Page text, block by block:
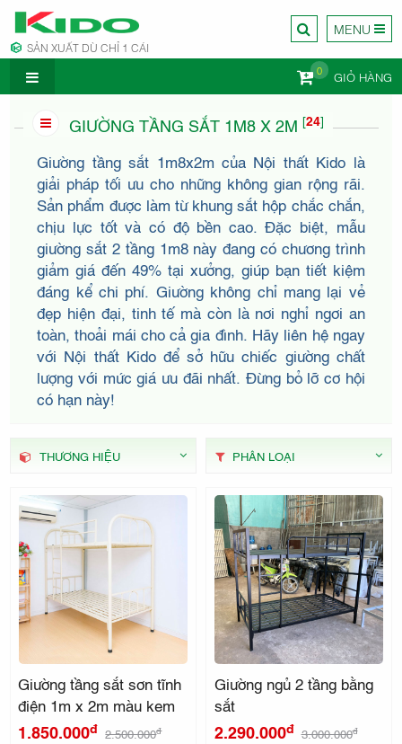
SẢN XUẤT DÙ CHỈ 1 CÁI
MENU
GIỎ HÀNG
0
CÔNG TY
NỘI
THẤT
KIDO
GIƯỜNG TẦNG SẮT 1M8 X 2M [24]
Giường tầng sắt 1m8x2m của Nội thất Kido là
giải pháp tối ưu cho những không gian rộng rãi.
Sản phẩm được làm từ khung sắt hộp chắc chắn,
chịu lực tốt và có độ bền cao. Đặc biệt, mẫu
giường sắt 2 tầng 1m8 này đang có chương trình
giảm giá đến 49% tại xưởng, giúp bạn tiết kiệm
đáng kể chi phí. Giường không chỉ mang lại vẻ
đẹp hiện đại, tinh tế mà còn là nơi nghỉ ngơi an
toàn, thoải mái cho cả gia đình. Hãy liên hệ ngay
với Nội thất Kido để sở hữu chiếc giường chất
lượng với mức giá ưu đãi nhất. Đừng bỏ lỡ cơ hội
có hạn này!
THƯƠNG HIỆU PHÂN LOẠI
Giường tầng sắt sơn tĩnh
điện 1m x 2m màu kem
1.850.000đ 2.500.000đ
Giường ngủ 2 tầng bằng
sắt
2.290.000đ 3.000.000đ